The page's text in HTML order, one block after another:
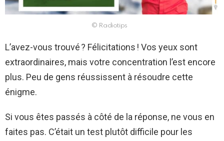
© Radiotips
L’avez-vous trouvé ? Félicitations ! Vos yeux sont
extraordinaires, mais votre concentration l’est encore
plus. Peu de gens réussissent à résoudre cette
énigme.
Si vous êtes passés à côté de la réponse, ne vous en
faites pas. C’était un test plutôt difficile pour les